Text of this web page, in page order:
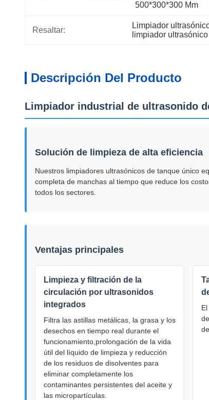
500*300*300 Mm
Resaltar:
Limpiador
limpiador
Descripción Del Producto
Limpiador industrial de ultrasonido
Solución de limpieza de alta eficiencia
Nuestros limpiadores ultrasónicos de tanque único
completa de manchas al tiempo que reduce los
todos los sectores.
Ventajas principales
Limpieza y filtración de la
circulación por ultrasonidos
integrados
Filtra las astillas metálicas, la grasa y los
desechos en tiempo real durante el
funcionamiento,prolongación de la vida
útil del líquido de limpieza y reducción
de los residuos de disolventes para
eliminar completamente los
contaminantes persistentes del aceite y
las micropartículas.